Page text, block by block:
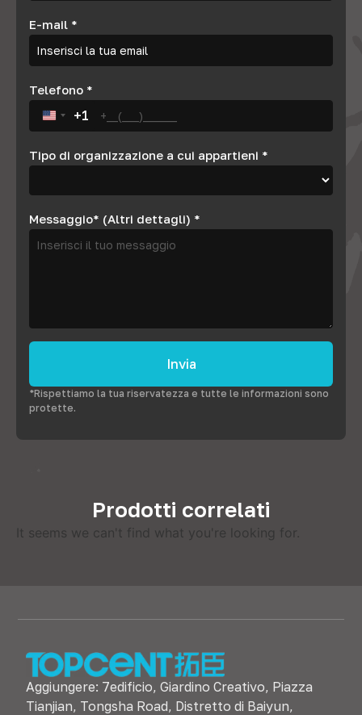
E-mail *
Telefono *
United States +1
+1
Tipo di organizzazione a cui appartieni *
Messaggio* (Altri dettagli) *
Invia
*Rispettiamo la tua riservatezza e tutte le informazioni sono
protette.
Prodotti correlati
It seems we can't find what you're looking for .
Aggiungere: 7edificio, Giardino Creativo, Piazza
Tianjian, Tongsha Road, Distretto di Baiyun,